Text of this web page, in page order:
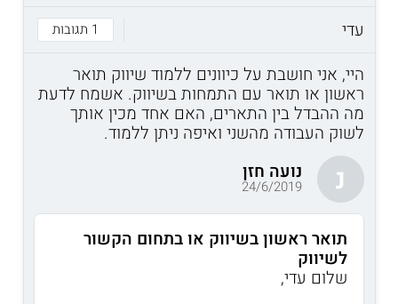
עדי
1 תגובות
היי, אני חושבת על כיוונים ללמוד שיווק תואר
ראשון או תואר עם התמחות בשיווק. אשמח לדעת
מה ההבדל בין התארים, האם אחד מכין אותך
לשוק העבודה מהשני ואיפה ניתן ללמוד.
נ נועה חזן
24/6/2019
תואר ראשון בשיווק או בתחום הקשור
לשיווק
שלום עדי,